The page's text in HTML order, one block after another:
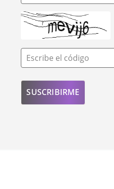
Escribe el código